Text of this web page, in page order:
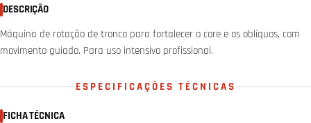
DESCRIÇÃO
Máquina de rotação de tronco para fortalecer o core e os oblíquos, com
movimento guiado. Para uso intensivo profissional.
ESPECIFICAÇÕES TÉCNICAS
FICHA TÉCNICA